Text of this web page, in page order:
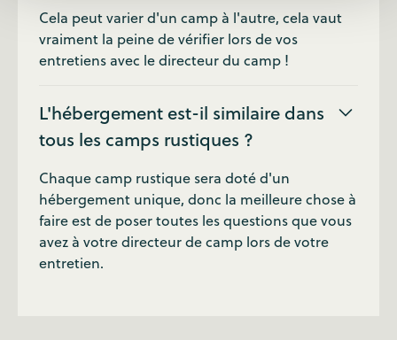
Cela peut varier d'un camp à l'autre, cela vaut
vraiment la peine de vérifier lors de vos
entretiens avec le directeur du camp !
L'hébergement est-il similaire dans
tous les camps rustiques ?
Chaque camp rustique sera doté d'un
hébergement unique, donc la meilleure chose à
faire est de poser toutes les questions que vous
avez à votre directeur de camp lors de votre
entretien.